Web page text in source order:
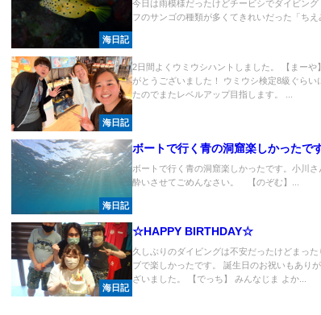
海日記
今日は雨模様だったけどチービシでダイビング
フのサンゴの種類が多くてきれいだった「ちえ
海日記
2日間よくウミウシハントしました。 【まーや
がとうございました！ ウミウシ検定8級ぐらい
たのでまたレベルアップ目指します。 ...
海日記
ボートで行く青の洞窟楽しかったです
ボートで行く青の洞窟楽しかったです。小川さ
酔いさせてごめんなさい。 【のぞむ】...
海日記
☆HAPPY BIRTHDAY☆
久しぶりのダイビングは不安だったけどまった
ブで楽しかったです。 誕生日のお祝いもあり
ざいました。 【でっち】 みんなじま よか...